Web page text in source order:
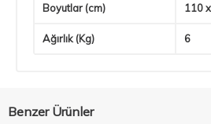
Boyutlar (cm) 110
Ağırlık (Kg) 6
Benzer Ürünler